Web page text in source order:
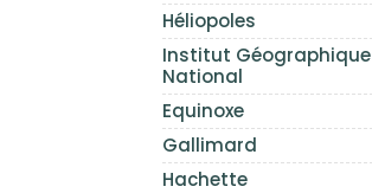
Héliopoles
Institut Géographique
National
Equinoxe
Gallimard
Hachette